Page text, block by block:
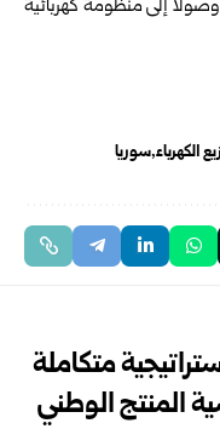
إلى منظومة كهربائية
الكهرباءسوريا
متكاملة
المنتج الوطني